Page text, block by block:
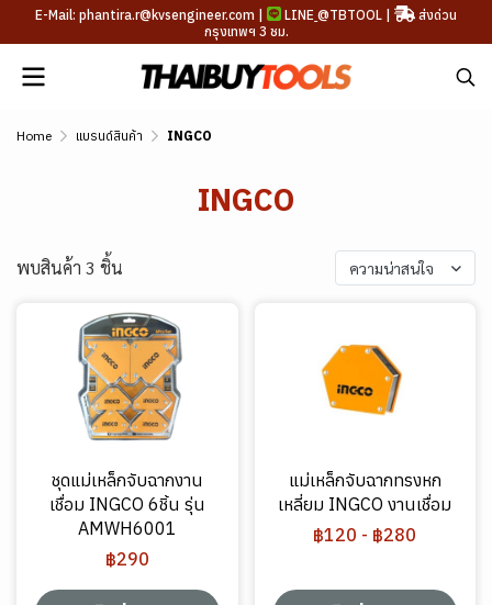
E-Mail: phantira.r@kvsengineer.com | LINE @TBTOOL |
ส่งด่วน
กรุงเทพฯ 3 ชม.
Home แบรนด์สินค้า INGCO
INGCO
พบสินค้า 3 ชิ้น ความน่าสนใจ
ชุดแม่เหล็กจับฉากงาน
เชื่อม INGCO 6ชิ้น รุ่น
AMWH6001
฿290
แม่เหล็กจับฉากทรงหก
เหลี่ยม INGCO งานเชื่อม
฿120 - ฿280